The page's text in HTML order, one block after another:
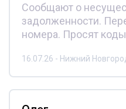
Сообщают о
задолженности.
номера. Просят
16.07.26 - Нижний